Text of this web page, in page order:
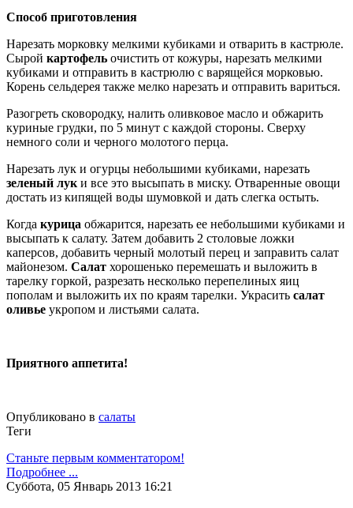
Способ приготовления
Нарезать морковку мелкими кубиками и отварить в кастрюле.
Сырой картофель очистить от кожуры, нарезать мелкими
кубиками и отправить в кастрюлю с варящейся морковью.
Корень сельдерея также мелко нарезать и отправить вариться.
Разогреть сковородку, налить оливковое масло и обжарить
куриные грудки, по 5 минут с каждой стороны. Сверху
немного соли и черного молотого перца.
Нарезать лук и огурцы небольшими кубиками, нарезать
зеленый луки все это высыпать в миску. Отваренные овощи
достать из кипящей воды шумовкой и дать слегка остыть.
Когда курица обжарится, нарезать ее небольшими кубиками и
высыпать к салату. Затем добавить 2 столовые ложки
каперсов, добавить черный молотый перец и заправить салат
майонезом. Салат хорошенько перемешать и выложить в
тарелку горкой, разрезать несколько перепелиных яиц
пополам и выложить их по краям тарелки. Украсить салат
оливье укропом и листьями салата.
Приятного аппетита!
Опубликовано в салаты
Теги
Станьте первым комментатором!
Подробнее ...
Суббота, 05 Январь 2013 16:21